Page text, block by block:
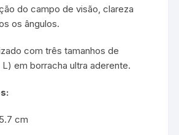
do campo de visão, clareza
os ângulos.
com três tamanhos de
em borracha ultra aderente.
cm